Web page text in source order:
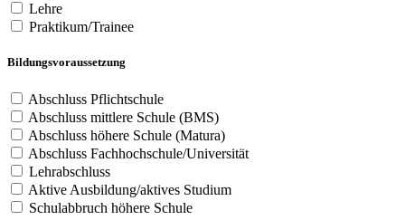
Lehre
Praktikum/Trainee
Bildungsvoraussetzung
Abschluss Pflichtschule
Abschluss mittlere Schule (BMS)
Abschluss höhere Schule (Matura)
Abschluss Fachhochschule/Universität
Lehrabschluss
Aktive Ausbildung/aktives Studium
Schulabbruch höhere Schule